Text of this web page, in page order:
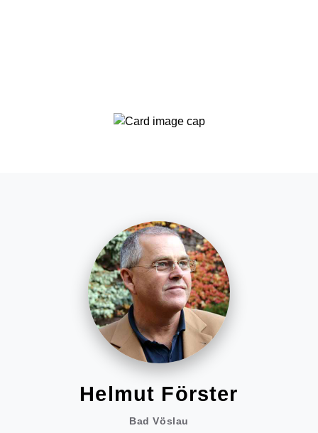
Helmut Förster
Bad Vöslau